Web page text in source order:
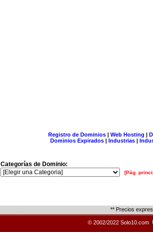
Registro de Dominios| Web Hosting |
Dominios Expirados | Industrias |
Categorías de Dominio:
[Pág.
** Precios
© 2002/2022 Solo10.com